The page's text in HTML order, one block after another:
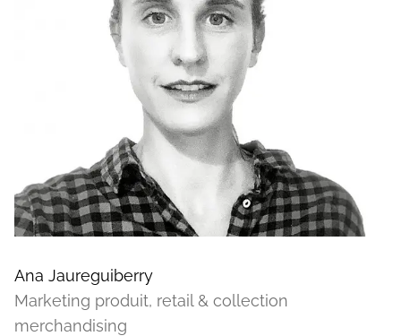
Ana Jaureguiberry
Marketing produit, retail & collection
merchandising